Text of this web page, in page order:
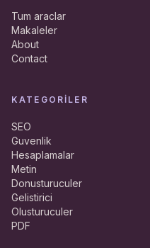
Tum araclar
Makaleler
About
Contact
KATEGORILER
SEO
Guvenlik
Hesaplamalar
Metin
Donusturuculer
Gelistirici
Olusturuculer
PDF